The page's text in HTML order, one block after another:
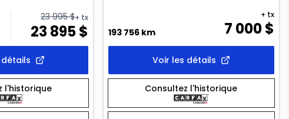
23 995$+ tx
23 895$
l'historique
193 756 km 7 000$
+ tx
Voir les détails
Consultez l'historique